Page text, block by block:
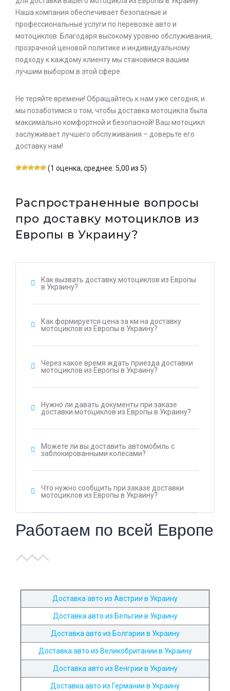
Наша компания обеспечивает безопасные и
профессиональные услуги по перевозке авто и
мотоциклов. Благодаря высокому уровню обслуживания,
прозрачной ценовой политике и индивидуальному
подходу к каждому клиенту мы становимся вашим
лучшим выбором в этой сфере.
Не теряйте времени! Обращайтесь к нам уже сегодня, и
мы позаботимся о том, чтобы доставка мотоцикла была
максимально комфортной и безопасной! Ваш мотоцикл
заслуживает лучшего обслуживания – доверьте его
доставку нам!
(1 оценка, среднее: 5,00 из 5)
Распространенные вопросы
про доставку мотоциклов из
Европы в Украину?
Как вызвать доставку мотоциклов из Европы
в Украину?
Как формируется цена за км на доставку
мотоциклов из Европы в Украину?
Через какое время ждать приезда доставки
мотоциклов из Европы в Украину?
Нужно ли давать документы при заказе
доставки мотоциклов из Европы в Украину?
Можете ли вы доставить автомобиль с
заблокированными колесами?
Что нужно сообщить при заказе доставки
мотоциклов из Европы в Украину?
Работаем по всей Европе
Доставка авто из Австрии в Украину
Доставка авто из Бельгии в Украину
Доставка авто из Болгарии в Украину
Доставка авто из Великобритании в Украину
Доставка авто из Венгрии в Украину
Доставка авто из Германии в Украину